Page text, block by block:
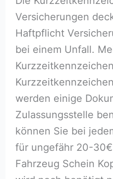
Versicherungen
Haftpflicht
bei einem Unfall.
werden einige
Zulassungsstelle
können Sie bei
für ungefähr 20-
Fahrzeug Schein